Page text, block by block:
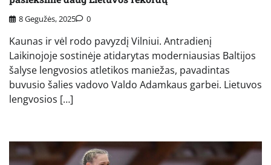
8 Gegužės, 2025 0
Kaunas ir vėl rodo pavyzdį Vilniui. Antradienį
Laikinojoje sostinėje atidarytas moderniausias Baltijos
šalyse lengvosios atletikos maniežas, pavadintas
buvusio šalies vadovo Valdo Adamkaus garbei. Lietuvos
lengvosios […]